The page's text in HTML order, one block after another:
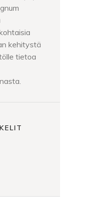
kehitystä
tietoa